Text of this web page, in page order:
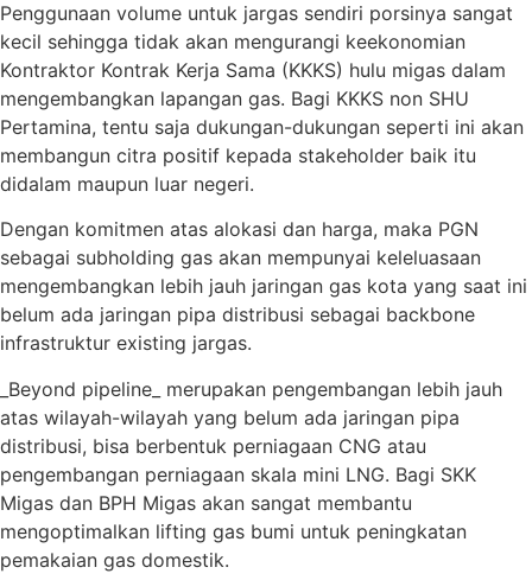
Penggunaan volume untuk jargas sendiri porsinya sangat
kecil sehingga tidak akan mengurangi keekonomian
Kontraktor Kontrak Kerja Sama (KKKS) hulu migas dalam
mengembangkan lapangan gas. Bagi KKKS non SHU
Pertamina, tentu saja dukungan-dukungan seperti ini akan
membangun citra positif kepada stakeholder baik itu
didalam maupun luar negeri.
Dengan komitmen atas alokasi dan harga, maka PGN
sebagai subholding gas akan mempunyai keleluasaan
mengembangkan lebih jauh jaringan gas kota yang saat ini
belum ada jaringan pipa distribusi sebagai backbone
infrastruktur existing jargas.
_Beyond pipeline_ merupakan pengembangan lebih jauh
atas wilayah-wilayah yang belum ada jaringan pipa
distribusi, bisa berbentuk perniagaan CNG atau
pengembangan perniagaan skala mini LNG. Bagi SKK
Migas dan BPH Migas akan sangat membantu
mengoptimalkan lifting gas bumi untuk peningkatan
pemakaian gas domestik.